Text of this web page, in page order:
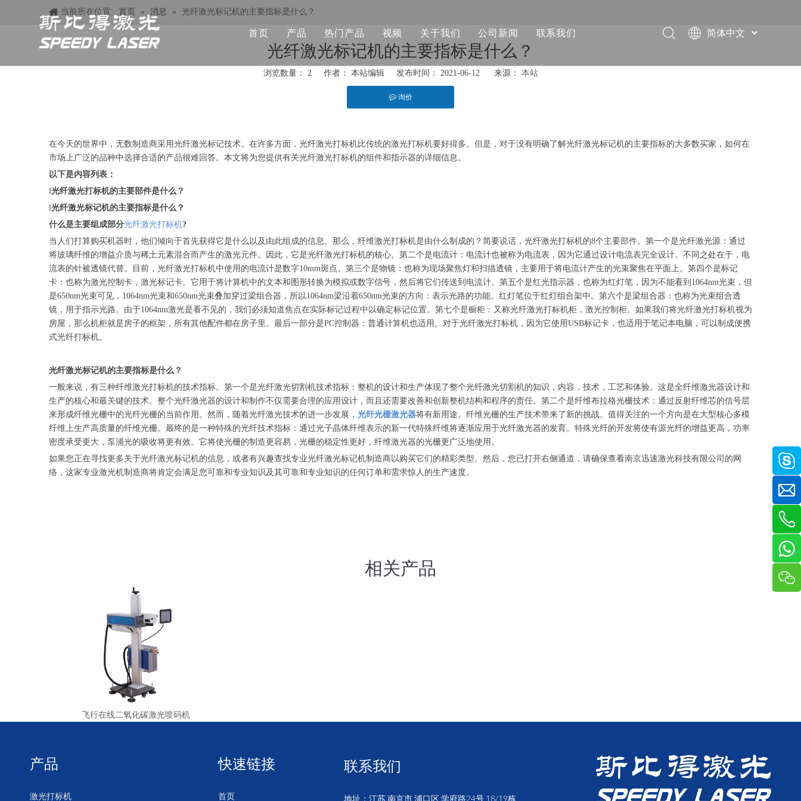
首页 产品
光纤激光打标机
激光清洗机
激光备件
热门产品
激光打标机
视频 关于我们 公司新闻 联系我们
简体中文
العربية
Italiano
当前所在位置: 首页 » 消息 » 光纤激光标记机的主要指标是什么？
光纤激光标记机的主要指标是什么？
浏览数量： 2作者： 本站编辑 发布时间： 2021-06-12 来源： 本站
询价
在今天的世界中，无数制造商采用光纤激光标记技术。在许多方面，光纤激光打标机比传统的激光打标机要好得多。但是，对于没有明确了解光纤激光标记机的主要指标的大多数买家，如何在
市场上广泛的品种中选择合适的产品很难回答。本文将为您提供有关光纤激光打标机的组件和指示器的详细信息。
以下是内容列表：
l光纤激光打标机的主要部件是什么？
l光纤激光标记机的主要指标是什么？
什么是主要组成部分光纤激光打标机?
当人们打算购买机器时，他们倾向于首先获得它是什么以及由此组成的信息。那么，纤维激光打标机是由什么制成的？简要说话，光纤激光打标机的8个主要部件。第一个是光纤激光源：通过
将玻璃纤维的增益介质与稀土元素混合而产生的激光元件。因此，它是光纤激光打标机的核心。第二个是电流计：电流计也被称为电流表，因为它通过设计电流表完全设计。不同之处在于，电
流表的针被透镜代替。目前，光纤激光打标机中使用的电流计是数字10mm斑点。第三个是物镜：也称为现场聚焦灯和扫描透镜，主要用于将电流计产生的光束聚焦在平面上。第四个是标记
卡：也称为激光控制卡，激光标记卡。它用于将计算机中的文本和图形转换为模拟或数字信号，然后将它们传送到电流计。第五个是红光指示器，也称为红灯笔，因为不能看到1064nm光束，但
是650nm光束可见，1064nm光束和650nm光束叠加穿过梁组合器，所以1064nm梁沿着650nm光束的方向：表示光路的功能。红灯笔位于红灯组合架中。第六个是梁组合器：也称为光束组合透
镜，用于指示光路。由于1064nm激光是看不见的，我们必须知道焦点在实际标记过程中以确定标记位置。第七个是橱柜：又称光纤激光打标机柜，激光控制柜。如果我们将光纤激光打标机视为
房屋，那么机柜就是房子的框架，所有其他配件都在房子里。最后一部分是PC控制器：普通计算机也适用。对于光纤激光打标机，因为它使用USB标记卡，也适用于笔记本电脑，可以制成便携
式光纤打标机。
光纤激光标记机的主要指标是什么？
一般来说，有三种纤维激光打标机的技术指标。第一个是光纤激光切割机技术指标：整机的设计和生产体现了整个光纤激光切割机的知识，内容，技术，工艺和体验。这是全纤维激光器设计和
生产的核心和最关键的技术。整个光纤激光器的设计和制作不仅需要合理的应用设计，而且还需要改善和创新整机结构和程序的责任。第二个是纤维布拉格光栅技术：通过反射纤维芯的信号层
来形成纤维光栅中的光纤光栅的当前作用。然而，随着光纤激光技术的进一步发展， 光纤光栅激光器将有新用途。纤维光栅的生产技术带来了新的挑战。值得关注的一个方向是在大型核心多模
纤维上生产高质量的纤维光栅。最终的是一种特殊的光纤技术指标：通过光子晶体纤维表示的新一代特殊纤维将逐渐应用于光纤激光器的发育。特殊光纤的开发将使有源光纤的增益更高，功率
密度承受更大，泵浦光的吸收将更有效。它将使光栅的制造更容易，光栅的稳定性更好，纤维激光器的光栅更广泛地使用。
如果您正在寻找更多关于光纤激光标记机的信息，或者有兴趣查找专业光纤激光标记机制造商以购买它们的精彩类型。然后，您已打开右侧通道，请确保查看南京迅速激光科技有限公司的网
络，这家专业激光机制造商将肯定会满足您可靠和专业知识及其可靠和专业知识的任何订单和需求惊人的生产速度。
相关产品
飞行在线二氧化碳激光喷码机
产品
激光打标机
快速链接
首页
联系我们
地址：江苏 南京市 浦口区 学府路24号 18/19栋